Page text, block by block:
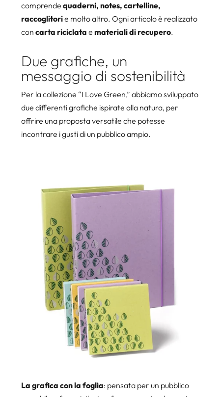
comprende quaderni, notes, cartelline,
raccoglitorie molto altro. Ogni articolo è realizzato
con carta riciclata e materiali di recupero.
Due grafiche, un
messaggio di sostenibilità
Per la collezione “I Love Green,” abbiamo sviluppato
due differenti grafiche ispirate alla natura, per
offrire una proposta versatile che potesse
incontrare i gusti di un pubblico ampio.
La grafica con la foglia: pensata per un pubblico